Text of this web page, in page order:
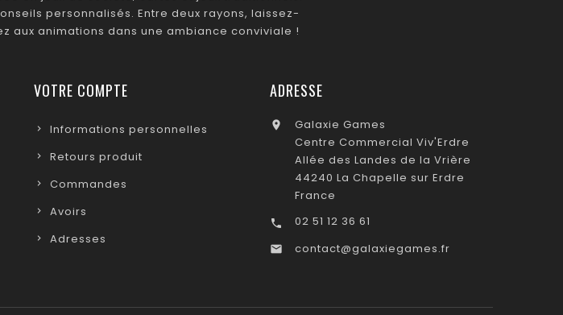
personnalisés. Entre deux rayons, laissez-
aux animations dans une ambiance conviviale !
VOTRE COMPTE
Informations personnelles
Retours produit
Commandes
Avoirs
Adresses
ADRESSE

Galaxie Games
Centre Commercial Viv'Erdre
Allée des Landes de la Vrière
44240 La Chapelle sur Erdre
France
 02 51 12 36 61
 contact@galaxiegames.fr